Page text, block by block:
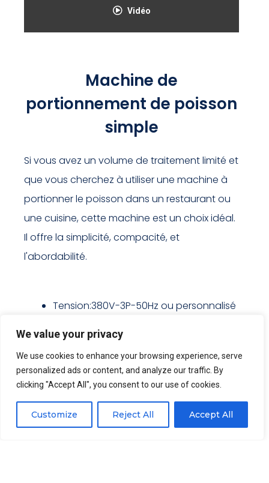
We value your privacy
We use cookies to enhance your browsing experience, serve
personalized ads or content, and analyze our traffic. By
clicking "Accept All", you consent to our use of cookies.
Customize Reject All Accept All
Vidéo
Machine de
portionnement de poisson
simple
Si vous avez un volume de traitement limité et
que vous cherchez à utiliser une machine à
portionner le poisson dans un restaurant ou
une cuisine, cette machine est un choix idéal.
Il offre la simplicité, compacité, et
l'abordabilité.
Tension:380V-3P-50Hz ou personnalisé
Écart de lames:3-40millimètre
Pouvoir :1.5 kW
Lester: 140kg
Dimensions: 570*480*1000millimètre
Matériel: 304 acier inoxydable